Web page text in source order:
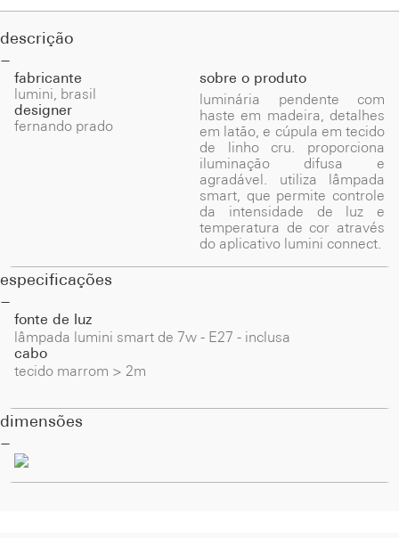
descrição
fabricante
lumini, brasil
designer
fernando prado
sobre o produto
luminária pendente com
haste em madeira, detalhes
em latão, e cúpula em tecido
de linho cru. proporciona
iluminação difusa e
agradável. utiliza lâmpada
smart, que permite controle
da intensidade de luz e
temperatura de cor através
do aplicativo lumini connect.
especificações
fonte de luz
lâmpada lumini smart de 7w - E27 - inclusa
cabo
tecido marrom > 2m
dimensões